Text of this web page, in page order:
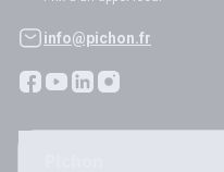
info@pichon.fr